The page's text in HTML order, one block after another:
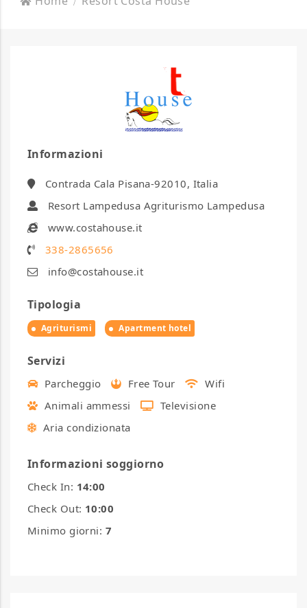
Informazioni
Contrada Cala Pisana-92010, Italia
Resort Lampedusa Agriturismo Lampedusa
www.costahouse.it
338-2865656
info@costahouse.it
Tipologia
Agriturismi Apartment hotel
Servizi
Parcheggio Free Tour
Wifi
Animali ammessi
Televisione
Aria condizionata
Informazioni soggiorno
Check In: 14:00
Check Out: 10:00
Minimo giorni: 7